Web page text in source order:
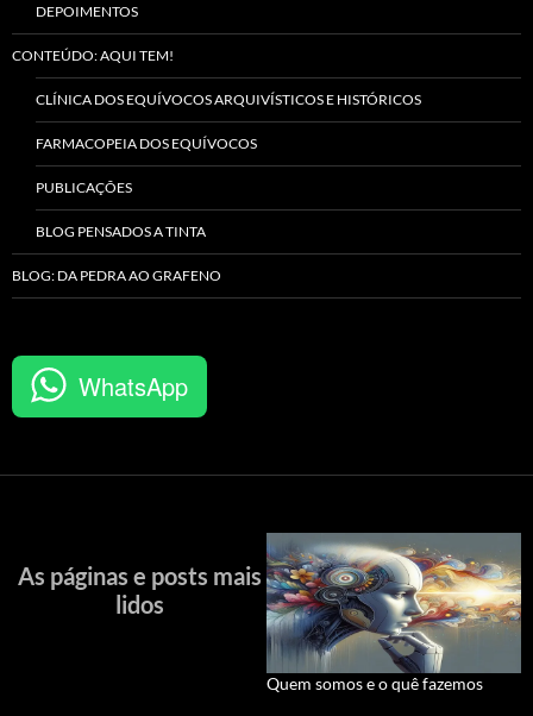
DEPOIMENTOS
CONTEÚDO: AQUI TEM!
CLÍNICA DOS EQUÍVOCOS ARQUIVÍSTICOS E HISTÓRICOS
FARMACOPEIA DOS EQUÍVOCOS
PUBLICAÇÕES
BLOG PENSADOS A TINTA
BLOG: DA PEDRA AO GRAFENO
WhatsApp
As páginas e posts mais
lidos
Quem somos e o quê fazemos